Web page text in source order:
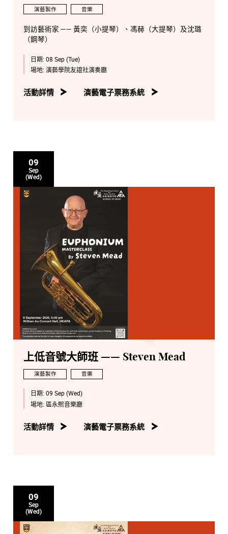
演藝製作 音樂
到訪藝術家 —— 黃奕（小提琴）、馮赫（大提琴）及沈璐
（鋼琴）
日期: 08 Sep (Tue)
場地: 演藝學院友誼社演奏廳
活動詳情 演藝電子票務系統
09
Sep
(Wed)
上低音號大師班 —— Steven Mead
演藝製作 音樂
日期: 09 Sep (Wed)
場地: 區永熙音樂廳
活動詳情 演藝電子票務系統
09
Sep
(Wed)